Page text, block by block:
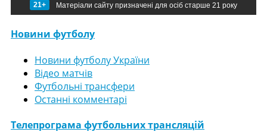
21+ Матеріали сайту призначені для осіб старше 21 року
Новини футболу
Новини футболу України
Відео матчів
Футбольні трансфери
Останні комментарі
Телепрограма футбольних трансляцій